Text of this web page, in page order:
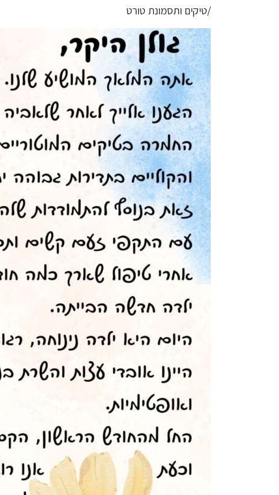
/טיקים ותסמונת טורט